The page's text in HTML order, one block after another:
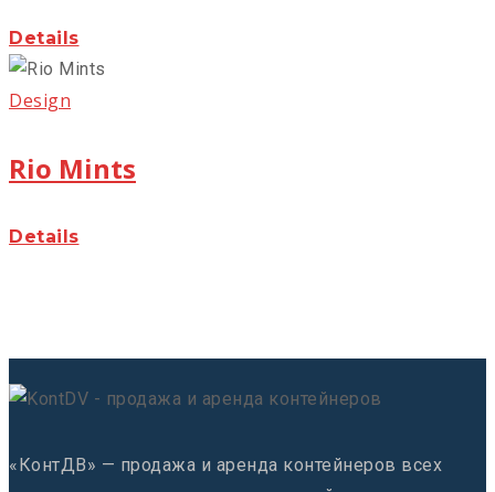
Details
Design
Rio Mints
Details
«КонтДВ» — продажа и аренда контейнеров всех